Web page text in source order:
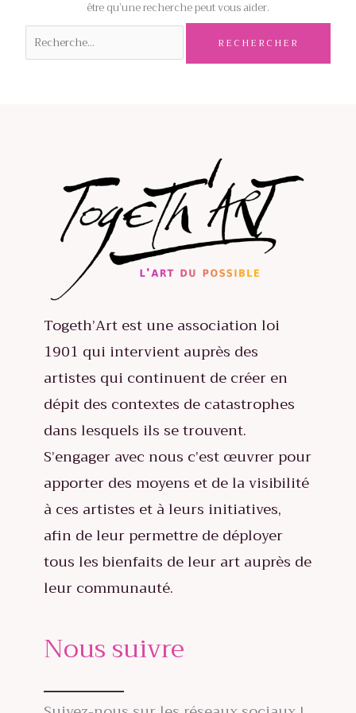
être qu’une recherche peut vous aider.
Rechercher :
Togeth’Art est une association loi
1901 qui intervient auprès des
artistes qui continuent de créer en
dépit des contextes de catastrophes
dans lesquels ils se trouvent.
S’engager avec nous c’est œuvrer pour
apporter des moyens et de la visibilité
à ces artistes et à leurs initiatives,
afin de leur permettre de déployer
tous les bienfaits de leur art auprès de
leur communauté.
Nous suivre